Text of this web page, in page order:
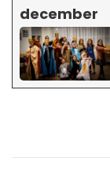
december